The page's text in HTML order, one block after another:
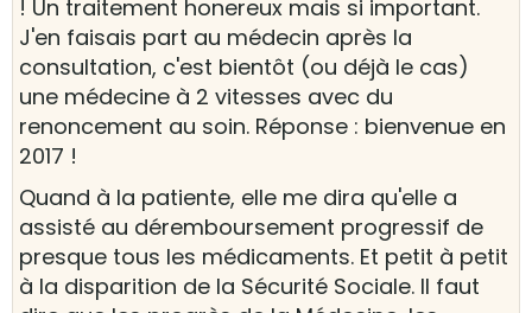
! Un traitement honereux mais si important.
J'en faisais part au médecin après la
consultation, c'est bientôt (ou déjà le cas)
une médecine à 2 vitesses avec du
renoncement au soin. Réponse : bienvenue en
2017 !
Quand à la patiente, elle me dira qu'elle a
assisté au déremboursement progressif de
presque tous les médicaments. Et petit à petit
à la disparition de la Sécurité Sociale. Il faut